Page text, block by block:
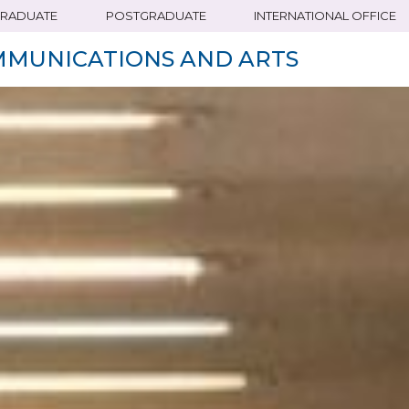
POSTGRADUATE INTERNATIONAL OFFICE
AND ARTS